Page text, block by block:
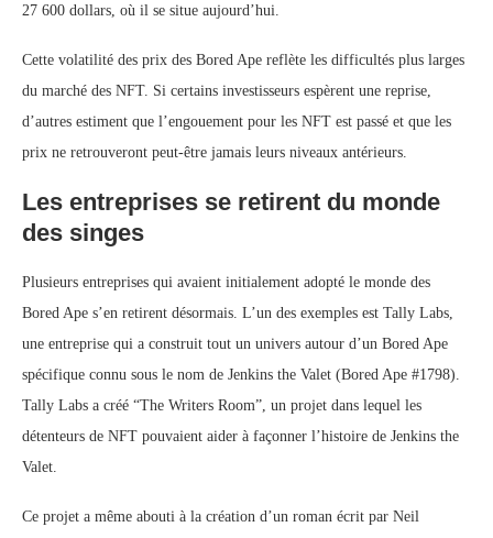
27 600 dollars, où il se situe aujourd’hui.
Cette volatilité des prix des Bored Ape reflète les difficultés plus larges
du marché des NFT. Si certains investisseurs espèrent une reprise,
d’autres estiment que l’engouement pour les NFT est passé et que les
prix ne retrouveront peut-être jamais leurs niveaux antérieurs.
Les entreprises se retirent du monde
des singes
Plusieurs entreprises qui avaient initialement adopté le monde des
Bored Ape s’en retirent désormais. L’un des exemples est Tally Labs,
une entreprise qui a construit tout un univers autour d’un Bored Ape
spécifique connu sous le nom de Jenkins the Valet (Bored Ape #1798).
Tally Labs a créé “The Writers Room”, un projet dans lequel les
détenteurs de NFT pouvaient aider à façonner l’histoire de Jenkins the
Valet.
Ce projet a même abouti à la création d’un roman écrit par Neil